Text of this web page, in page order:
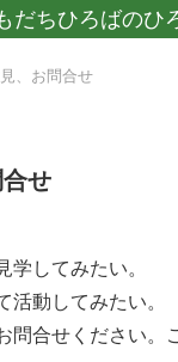
だちひろばのひ
、お問合せ
せ
学してみたい。
活動してみたい。
問合せください。